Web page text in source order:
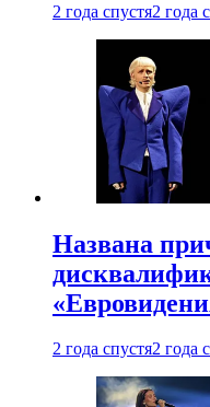
2 года спустя2 года
Названа
2 года спустя2 года